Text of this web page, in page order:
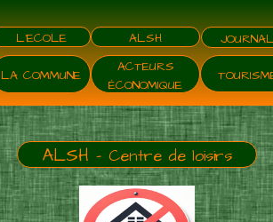
LA COMMUNE
ACTEURS
ÉCONOMIQUE
L'ECOLE ALSH
ALSH - Centre de loisirs